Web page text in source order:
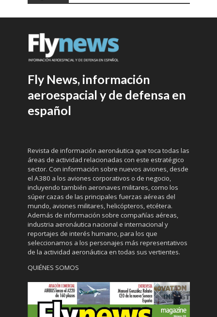
Fly News, información
aeroespacial y de defensa en
español
Revista de información aeronáutica que toca todas las
áreas de actividad relacionadas con este estratégico
sector. Con información sobre nuevos aviones, desde
el A380 a los aviones corporativos o de negocio,
incluyendo también aeronaves militares, como los
súper cazas de las principales fuerzas aéreas del
mundo, aviones militares, helicópteros, etcétera.
Además de información sobre compañías aéreas,
industria aeronáutica nacional e internacional y
reportajes de interés humano, para los que
seleccionamos a los personajes más representativos
de la actividad aeronáutica en todas sus vertientes.
QUIÉNES SOMOS